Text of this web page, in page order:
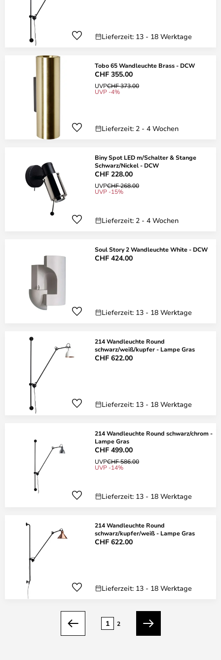
Lieferzeit: 13 - 18 Werktage
Tobo 65 Wandleuchte Brass - DCW
CHF 355.00
UVPCHF 373.00
UVP -4%
Lieferzeit: 2 - 4 Wochen
Biny Spot LED m/Schalter & Stange
Schwarz/Nickel - DCW
CHF 228.00
UVPCHF 268.00
UVP -15%
Lieferzeit: 2 - 4 Wochen
Soul Story 2 Wandleuchte White - DCW
CHF 424.00
Lieferzeit: 13 - 18 Werktage
214 Wandleuchte Round
schwarz/weiß/kupfer - Lampe Gras
CHF 622.00
Lieferzeit: 13 - 18 Werktage
214 Wandleuchte Round schwarz/chrom -
Lampe Gras
CHF 499.00
UVPCHF 586.00
UVP -14%
Lieferzeit: 13 - 18 Werktage
214 Wandleuchte Round
schwarz/kupfer/weiß - Lampe Gras
CHF 622.00
Lieferzeit: 13 - 18 Werktage
Zurück
1 2
Weiter